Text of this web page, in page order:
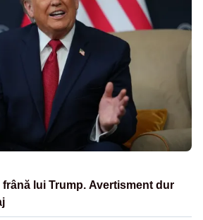
lui Trump. Avertisment dur